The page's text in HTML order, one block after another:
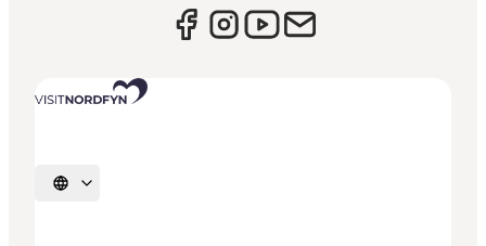
Sprache auswählen